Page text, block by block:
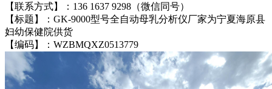
【联系方式】：136 1637 9298（微信同号）
【标题】：GK-9000型号全自动母乳分析仪厂家为宁夏海原县
妇幼保健院供货
【编码】：WZBMQXZ0513779